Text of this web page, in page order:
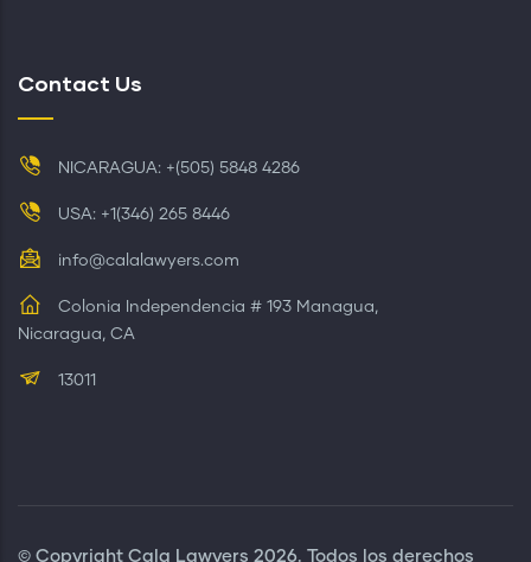
Contact Us
NICARAGUA: +(505) 5848 4286
USA: +1(346) 265 8446
info@calalawyers.com
Colonia Independencia # 193 Managua,
Nicaragua, CA
13011
© Copyright Cala Lawyers 2026. Todos los derechos